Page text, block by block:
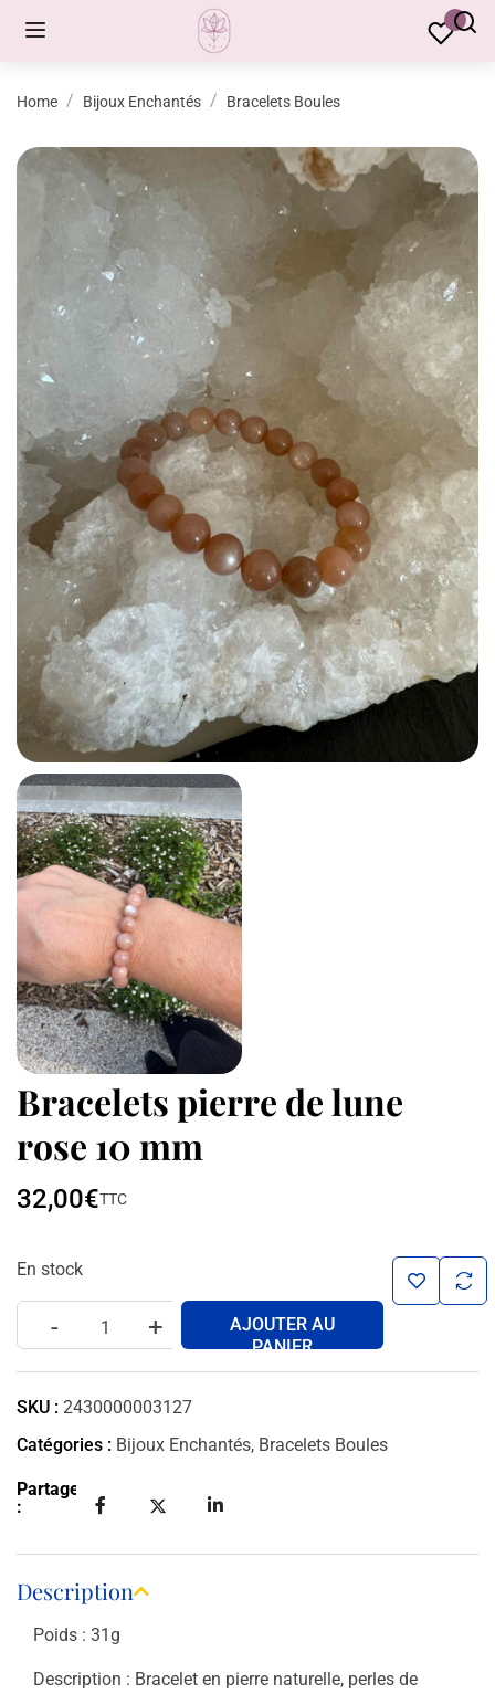
Home Bijoux Enchantés Bracelets Boules
Bracelets pierre de lune
rose 10 mm
32,00€TTC
En stock
- +
AJOUTER AU
PANIER
SKU : 2430000003127
Catégories : Bijoux Enchantés, Bracelets Boules
Partager
:
Description
Poids : 31g
Description : Bracelet en pierre naturelle, perles de